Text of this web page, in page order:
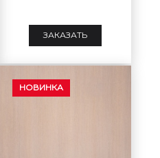
ЗАКАЗАТЬ
НОВИНКА